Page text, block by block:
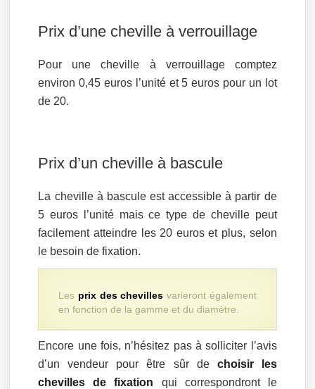
Prix d’une cheville à verrouillage
Pour une cheville à verrouillage comptez
environ 0,45 euros l’unité et 5 euros pour un lot
de 20.
Prix d’un cheville à bascule
La cheville à bascule est accessible à partir de
5 euros l’unité mais ce type de cheville peut
facilement atteindre les 20 euros et plus, selon
le besoin de fixation.
Les prix des chevilles varieront également
en fonction de la gamme et du diamètre.
Encore une fois, n’hésitez pas à solliciter l’avis
d’un vendeur pour être sûr de choisir les
chevilles de fixation qui correspondront le